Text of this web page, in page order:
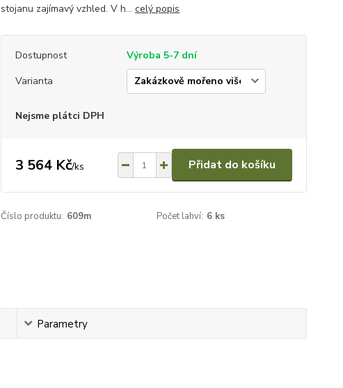
stojanu zajímavý vzhled. V h... celý popis
Dostupnost
Výroba 5-7 dní
Varianta
Nejsme plátci DPH
3 564 Kč/ks Přidat do košíku
Číslo produktu: 609m Počet lahví: 6 ks
Parametry